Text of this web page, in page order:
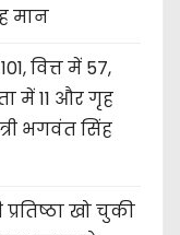
मान
वित्त में 57,
में 11 और गृह
भगवंत सिंह
खो चुकी